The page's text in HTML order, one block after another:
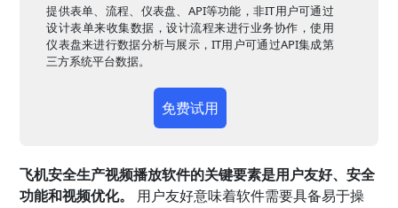
提供表单、流程、仪表盘、API等功能，非IT用户可通过
设计表单来收集数据，设计流程来进行业务协作，使用
仪表盘来进行数据分析与展示，IT用户可通过API集成第
三方系统平台数据。
免费试用
飞机安全生产视频播放软件的关键要素是用户友好、安全
功能和视频优化。
用户友好意味着软件需要具备易于操